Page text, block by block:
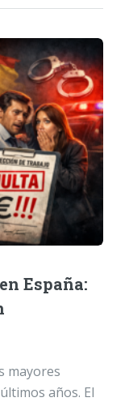
España:
mayores
años. El